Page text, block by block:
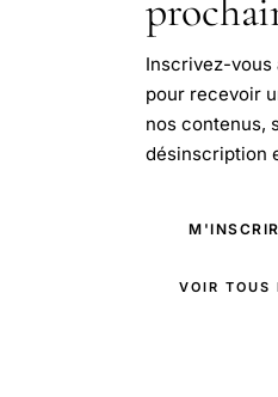
Inscrivez-vous
pour recevoir
nos contenus,
désinscription
VOIR TOUS